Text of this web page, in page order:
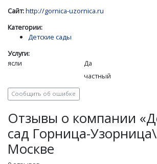
Сайт:http://gornica-uzornica.ru
Категории:
Детские сады
Услуги:
ясли
Да
частный
Сообщить об ошибке
Отзывы о компании
сад Горница-
Москве